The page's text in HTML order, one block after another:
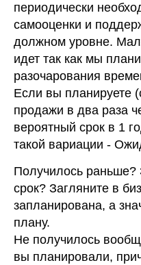
периодически
самооценки и
должном уровне.
идет так как мы
разочарования
Если вы планируете
продажи в два раза
вероятный срок в 1
такой вариации -
Получилось раньше?
срок? Загляните в
запланирована, а
плану.
Не получилось
вы планировали,